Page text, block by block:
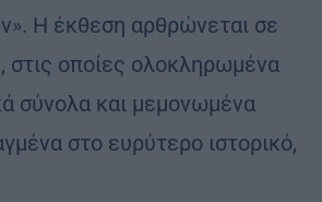
Η έκθεση αρθρώνεται σε
στις οποίες ολοκληρωμένα
σύνολα και μεμονωμένα
στο ευρύτερο ιστορικό,